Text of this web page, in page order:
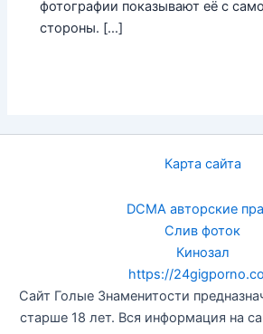
фотографии показывают её с
стороны. […]
Карта сайта
DCMA авторские
Слив фоток
Кинозал
https://
Сайт Голые Знаменитости
старше 18 лет. Вся информация на